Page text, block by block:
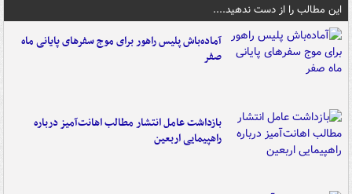
این مطالب را از دست ندهید....
آماده‌باش پلیس راهور برای موج سفرهای پایانی ماه
صفر
بازداشت عامل انتشار مطالب اهانت‌آمیز درباره
راهپیمایی اربعین